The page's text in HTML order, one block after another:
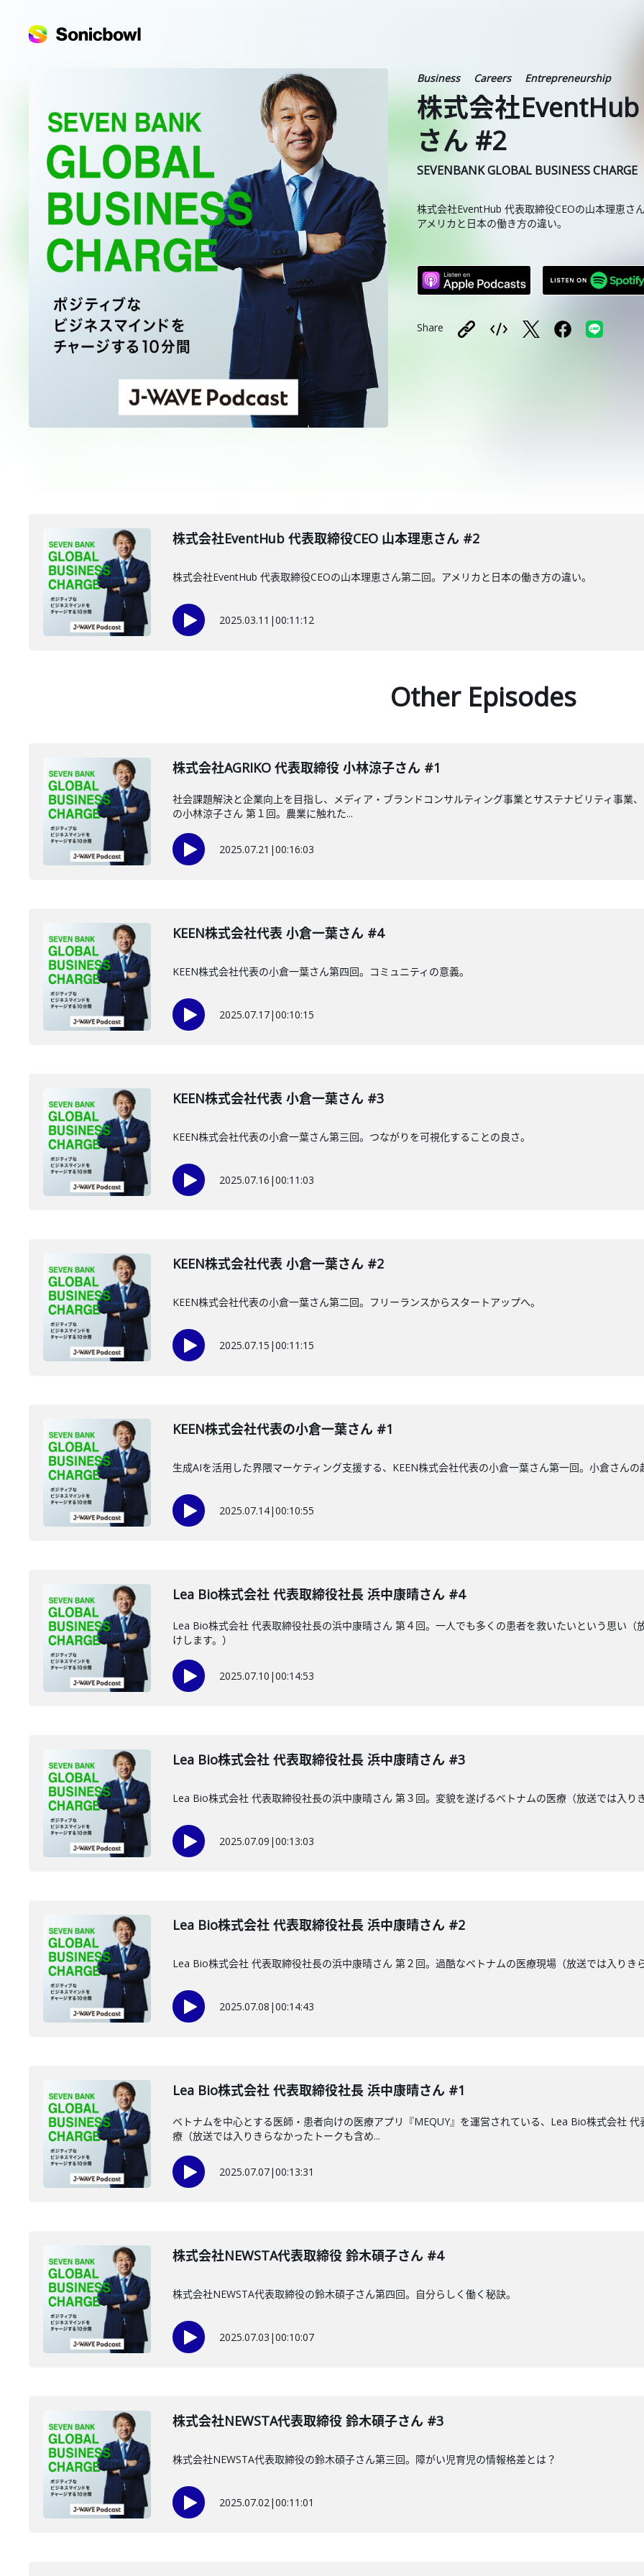
Business Careers Entrepreneurship
株式会社
さん #2
SEVENBANK GLOBAL BUSINESS CHARGE
株式会社EventHub 代表取締役CEOの山本理恵さん
アメリカと日本の働き方の違い。
Share
株式会社EventHub 代表取締役CEO 山本理恵さん #2
株式会社EventHub 代表取締役CEOの山本理恵さん第二回。アメリカと日本の働き方の違い。
2025.03.11 |00:11:12
Other Episodes
株式会社AGRIKO 代表取締役 小林涼子さん #1
社会課題解決と企業向上を目指し、メディア・ブランドコンサルティング事業とサステナビリティ事業
の小林涼子さん 第１回。農業に触れた...
2025.07.21 |00:16:03
KEEN株式会社代表 小倉一葉さん #4
KEEN株式会社代表の小倉一葉さん第四回。コミュニティの意義。
2025.07.17|00:10:15
KEEN株式会社代表 小倉一葉さん #3
KEEN株式会社代表の小倉一葉さん第三回。つながりを可視化することの良さ。
2025.07.16 |00:11:03
KEEN株式会社代表 小倉一葉さん #2
KEEN株式会社代表の小倉一葉さん第二回。フリーランスからスタートアップへ。
2025.07.15 |00:11:15
KEEN株式会社代表の小倉一葉さん #1
生成AIを活用した界隈マーケティング支援する、KEEN株式会社代表の小倉一葉さん第一回。小倉さんの
2025.07.14|00:10:55
Lea Bio株式会社 代表取締役社長 浜中康晴さん #4
Lea Bio株式会社 代表取締役社長の浜中康晴さん 第４回。一人でも多くの患者を救いたいという思い
けします。）
2025.07.10 |00:14:53
Lea Bio株式会社 代表取締役社長 浜中康晴さん #3
Lea Bio株式会社 代表取締役社長の浜中康晴さん 第３回。変貌を遂げるベトナムの医療（放送では入り
2025.07.09 |00:13:03
Lea Bio株式会社 代表取締役社長 浜中康晴さん #2
Lea Bio株式会社 代表取締役社長の浜中康晴さん 第２回。過酷なベトナムの医療現場（放送では入りき
2025.07.08 |00:14:43
Lea Bio株式会社 代表取締役社長 浜中康晴さん #1
ベトナムを中心とする医師・患者向けの医療アプリ『MEQUY』を運営されている、Lea Bio株式会社
療（放送では入りきらなかったトークも含め...
2025.07.07|00:13:31
株式会社NEWSTA代表取締役 鈴木碩子さん #4
株式会社NEWSTA代表取締役の鈴木碩子さん第四回。自分らしく働く秘訣。
2025.07.03 |00:10:07
株式会社NEWSTA代表取締役 鈴木碩子さん #3
株式会社NEWSTA代表取締役の鈴木碩子さん第三回。障がい児育児の情報格差とは？
2025.07.02|00:11:01